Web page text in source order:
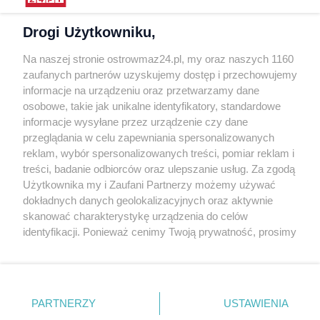
Kontakt
INFORMATOR
Bankomaty
Msze święte
Nocna pomoc lekarska
Taxi
REKLAMA
Banery i artykuły
Reklama wideo
Copyright 2010-2026 OstrowMaz24.pl. Realizacja:PRO-
Współpraca serwis
Drogi Użytkowniku,
Na naszej stronie ostrowmaz24.pl, my oraz naszych 1160
zaufanych partnerów uzyskujemy dostęp i przechowujemy
informacje na urządzeniu oraz przetwarzamy dane
osobowe, takie jak unikalne identyfikatory, standardowe
informacje wysyłane przez urządzenie czy dane
przeglądania w celu zapewniania spersonalizowanych
reklam, wybór spersonalizowanych treści, pomiar reklam i
treści, badanie odbiorców oraz ulepszanie usług. Za zgodą
Użytkownika my i Zaufani Partnerzy możemy używać
dokładnych danych geolokalizacyjnych oraz aktywnie
skanować charakterystykę urządzenia do celów
identyfikacji. Ponieważ cenimy Twoją prywatność, prosimy
prywatności znajdujący się w lewym dolnym rogu strony
. Niektóre rodzaje przetwarzania danych nie wymagają
PARTNERZY USTAWIENIA